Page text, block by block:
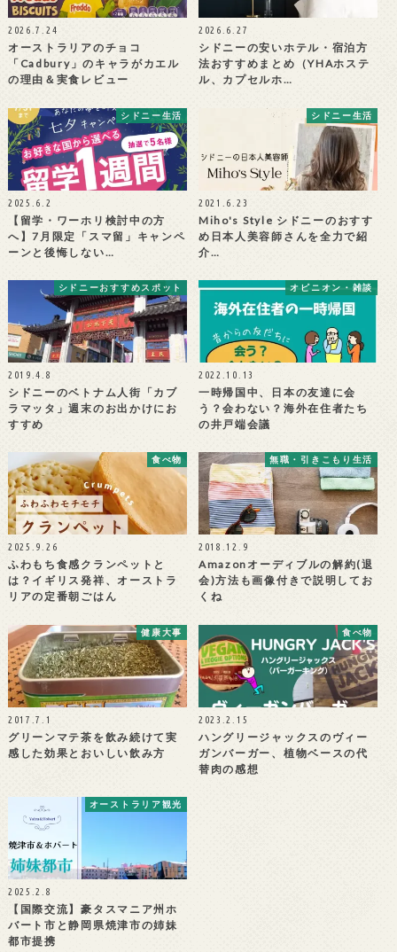
2026.7.24
オーストラリアのチョコ
「Cadbury」のキャラがカエル
の理由＆実食レビュー
2026.6.27
シドニーの安いホテル・宿泊方
法おすすめまとめ（YHAホステ
ル、カプセルホ…
シドニー生活
2025.6.2
【留学・ワーホリ検討中の方
へ】7月限定「スマ留」キャンペ
ーンと後悔しない…
シドニー生活
2021.6.23
Miho's Style シドニーのおすす
め日本人美容師さんを全力で紹
介…
シドニーおすすめスポット
2019.4.8
シドニーのベトナム人街「カブ
ラマッタ」週末のお出かけにお
すすめ
オピニオン・雑談
2022.10.13
一時帰国中、日本の友達に会
う？会わない？海外在住者たち
の井戸端会議
食べ物
2025.9.26
ふわもち食感クランペットと
は？イギリス発祥、オーストラ
リアの定番朝ごはん
無職・引きこもり生活
2018.12.9
Amazonオーディブルの解約(退
会)方法も画像付きで説明してお
くね
健康大事
2017.7.1
グリーンマテ茶を飲み続けて実
感した効果とおいしい飲み方
食べ物
2023.2.15
ハングリージャックスのヴィー
ガンバーガー、植物ベースの代
替肉の感想
オーストラリア観光
2025.2.8
【国際交流】豪タスマニア州ホ
バート市と静岡県焼津市の姉妹
都市提携